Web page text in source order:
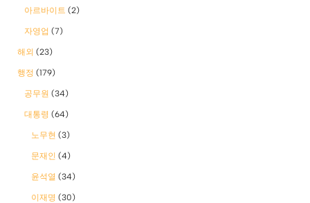
아르바이트 (2)
자영업 (7)
해외 (23)
행정 (179)
공무원 (34)
대통령 (64)
노무현 (3)
문재인 (4)
윤석열 (34)
이재명 (30)